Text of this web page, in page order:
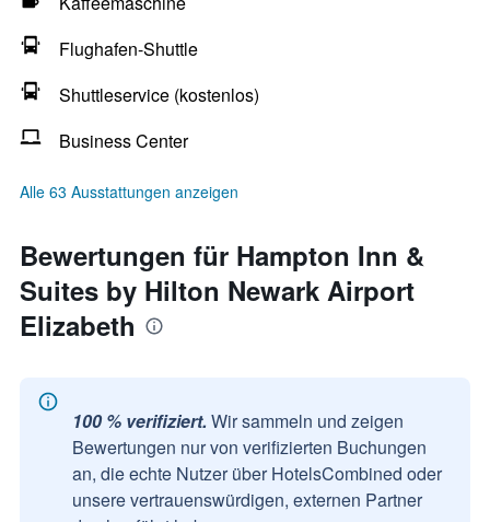
Flughafen-Shuttle
Shuttleservice (kostenlos)
Business Center
Alle 63 Ausstattungen anzeigen
Bewertungen für Hampton Inn &
Suites by Hilton Newark Airport
Elizabeth
100 % verifiziert. Wir sammeln und zeigen
Bewertungen nur von verifizierten Buchungen
an, die echte Nutzer über HotelsCombined oder
unsere vertrauenswürdigen, externen Partner